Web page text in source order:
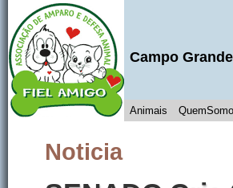
Campo Grande
Animais
Noticia